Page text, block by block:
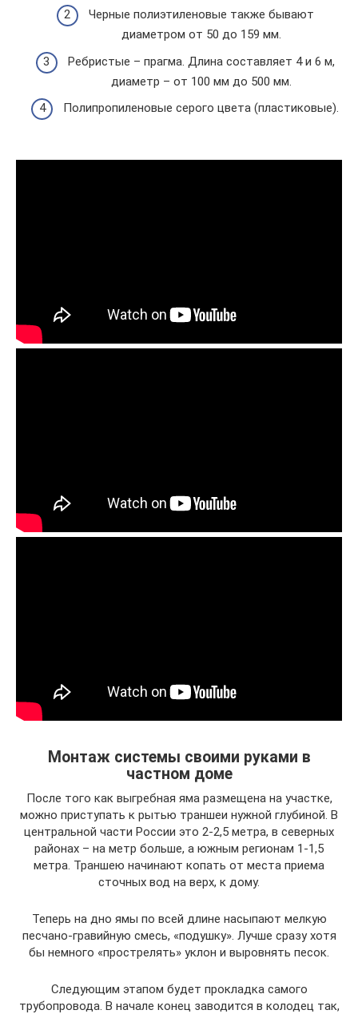
Черные полиэтиленовые также бывают
диаметром от 50 до 159 мм.
Ребристые – прагма. Длина составляет 4 и 6 м,
диаметр – от 100 мм до 500 мм.
Полипропиленовые серого цвета (пластиковые).
Монтаж системы своими руками в
частном доме
После того как выгребная яма размещена на участке,
можно приступать к рытью траншеи нужной глубиной. В
центральной части России это 2-2,5 метра, в северных
районах – на метр больше, а южным регионам 1-1,5
метра. Траншею начинают копать от места приема
сточных вод на верх, к дому.
Теперь на дно ямы по всей длине насыпают мелкую
песчано-гравийную смесь, «подушку». Лучше сразу хотя
бы немного «прострелять» уклон и выровнять песок.
Следующим этапом будет прокладка самого
трубопровода. В начале конец заводится в колодец так,